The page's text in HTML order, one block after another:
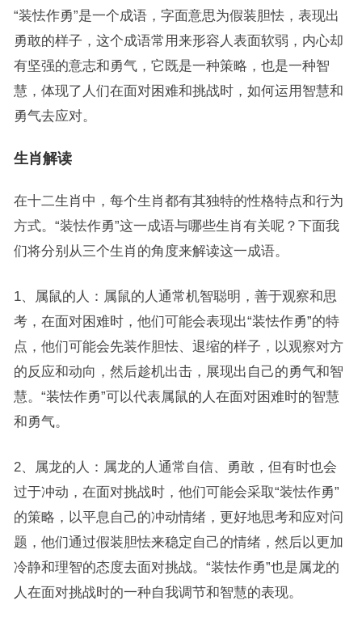
“装怯作勇”是一个成语，字面意思为假装胆怯，表现出
勇敢的样子，这个成语常用来形容人表面软弱，内心却
有坚强的意志和勇气，它既是一种策略，也是一种智
慧，体现了人们在面对困难和挑战时，如何运用智慧和
勇气去应对。
生肖解读
在十二生肖中，每个生肖都有其独特的性格特点和行为
方式。“装怯作勇”这一成语与哪些生肖有关呢？下面我
们将分别从三个生肖的角度来解读这一成语。
1、属鼠的人：属鼠的人通常机智聪明，善于观察和思
考，在面对困难时，他们可能会表现出“装怯作勇”的特
点，他们可能会先装作胆怯、退缩的样子，以观察对方
的反应和动向，然后趁机出击，展现出自己的勇气和智
慧。“装怯作勇”可以代表属鼠的人在面对困难时的智慧
和勇气。
2、属龙的人：属龙的人通常自信、勇敢，但有时也会
过于冲动，在面对挑战时，他们可能会采取“装怯作勇”
的策略，以平息自己的冲动情绪，更好地思考和应对问
题，他们通过假装胆怯来稳定自己的情绪，然后以更加
冷静和理智的态度去面对挑战。“装怯作勇”也是属龙的
人在面对挑战时的一种自我调节和智慧的表现。